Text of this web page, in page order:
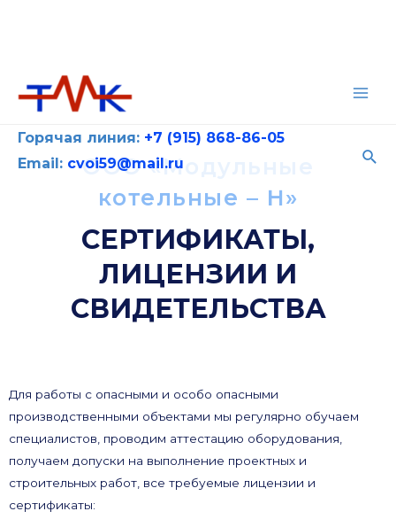
Горячая линия: +7 (915) 868-86-05
Email: cvoi59@mail.ru
ООО «Модульные
котельные – Н»
СЕРТИФИКАТЫ,
ЛИЦЕНЗИИ И
СВИДЕТЕЛЬСТВА
Для работы с опасными и особо опасными
производственными объектами мы регулярно обучаем
специалистов, проводим аттестацию оборудования,
получаем допуски на выполнение проектных и
строительных работ, все требуемые лицензии и
сертификаты: